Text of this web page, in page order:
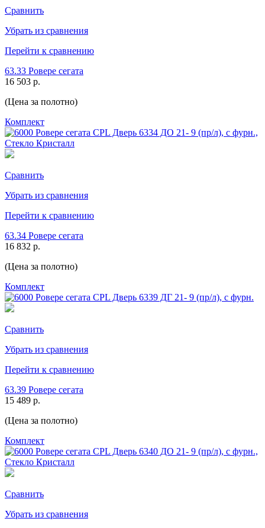
Сравнить
Убрать из сравнения
Перейти к сравнению
63.33 Ровере сегата
16 503 р.
(Цена за полотно)
Комплект
Сравнить
Убрать из сравнения
Перейти к сравнению
63.34 Ровере сегата
16 832 р.
(Цена за полотно)
Комплект
Сравнить
Убрать из сравнения
Перейти к сравнению
63.39 Ровере сегата
15 489 р.
(Цена за полотно)
Комплект
Сравнить
Убрать из сравнения